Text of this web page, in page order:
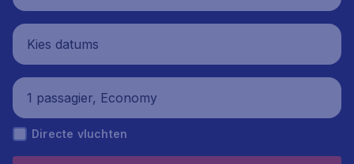
Kies datums
1 passagier, Economy
Directe vluchten